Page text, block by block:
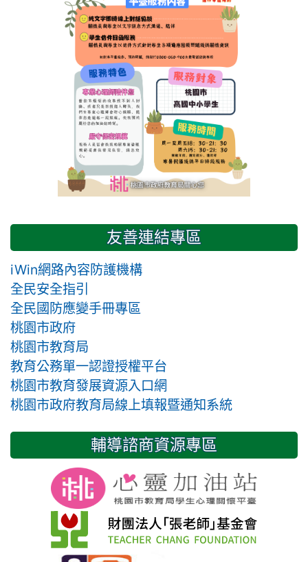
友善連結專區
iWin網路內容防護機構
全民安全指引
全民國防應變手冊專區
桃園市政府
桃園市教育局
教育公務單一認證授權平台
桃園市教育發展資源入口網
桃園市政府教育局線上填報暨通知系統
輔導諮商資源專區